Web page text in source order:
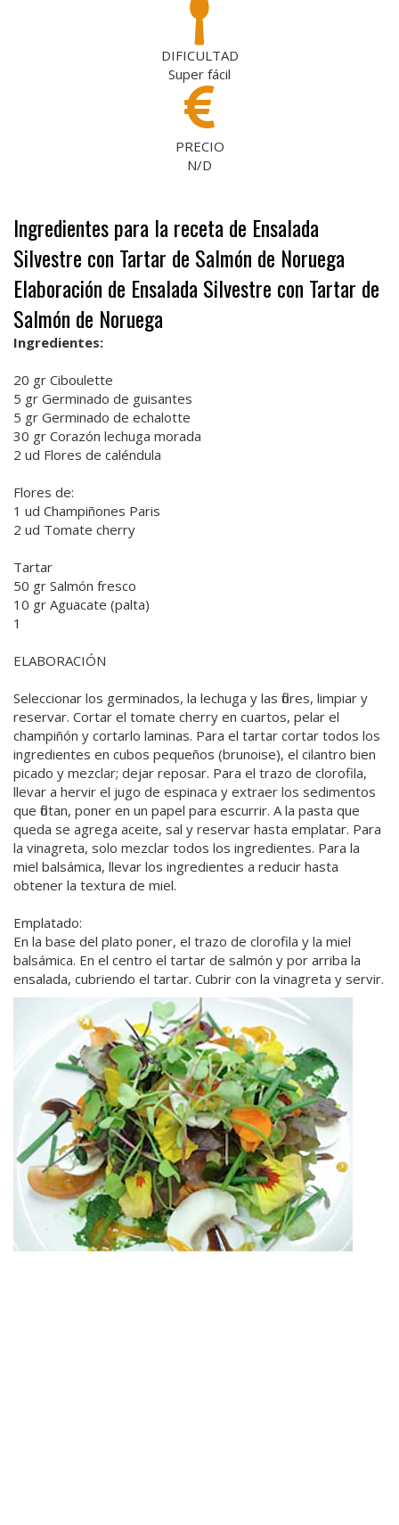
DIFICULTAD
Super fácil
PRECIO
N/D
Ingredientes para la receta de Ensalada
Silvestre con Tartar de Salmón de Noruega
Elaboración de Ensalada Silvestre con Tartar de
Salmón de Noruega
Ingredientes:
20 gr Ciboulette
5 gr Germinado de guisantes
5 gr Germinado de echalotte
30 gr Corazón lechuga morada
2 ud Flores de caléndula
Flores de:
1 ud Champiñones Paris
2 ud Tomate cherry
Tartar
50 gr Salmón fresco
10 gr Aguacate (palta)
1
ELABORACIÓN
Seleccionar los germinados, la lechuga y las flores, limpiar y
reservar. Cortar el tomate cherry en cuartos, pelar el
champiñón y cortarlo laminas. Para el tartar cortar todos los
ingredientes en cubos pequeños (brunoise), el cilantro bien
picado y mezclar; dejar reposar. Para el trazo de clorofila,
llevar a hervir el jugo de espinaca y extraer los sedimentos
que flotan, poner en un papel para escurrir. A la pasta que
queda se agrega aceite, sal y reservar hasta emplatar. Para
la vinagreta, solo mezclar todos los ingredientes. Para la
miel balsámica, llevar los ingredientes a reducir hasta
obtener la textura de miel.
Emplatado:
En la base del plato poner, el trazo de clorofila y la miel
balsámica. En el centro el tartar de salmón y por arriba la
ensalada, cubriendo el tartar. Cubrir con la vinagreta y servir.